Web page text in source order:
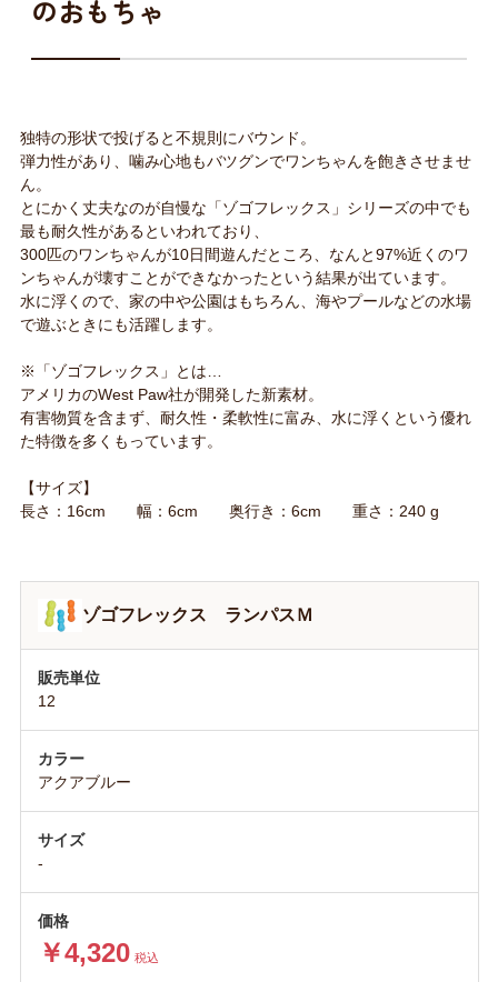
のおもちゃ
独特の形状で投げると不規則にバウンド。
弾力性があり、噛み心地もバツグンでワンちゃんを飽きさせませ
ん。
とにかく丈夫なのが自慢な「ゾゴフレックス」シリーズの中でも
最も耐久性があるといわれており、
300匹のワンちゃんが10日間遊んだところ、なんと97%近くのワ
ンちゃんが壊すことができなかったという結果が出ています。
水に浮くので、家の中や公園はもちろん、海やプールなどの水場
で遊ぶときにも活躍します。
※「ゾゴフレックス」とは…
アメリカのWest Paw社が開発した新素材。
有害物質を含まず、耐久性・柔軟性に富み、水に浮くという優れ
た特徴を多くもっています。
【サイズ】
長さ：16cm 幅：6cm 奥行き：6cm 重さ：240 g
ゾゴフレックス ランパスＭ
12
アクアブルー
-
￥4,320 税込